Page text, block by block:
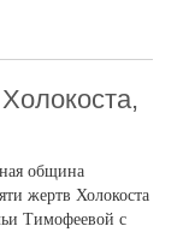
община
жертв Холокоста
Тимофеевой с